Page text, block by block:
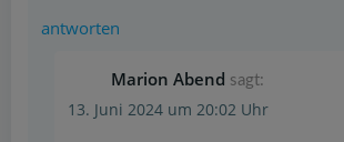
antworten
Marion Abend sagt:
13. Juni 2024 um 20:02 Uhr